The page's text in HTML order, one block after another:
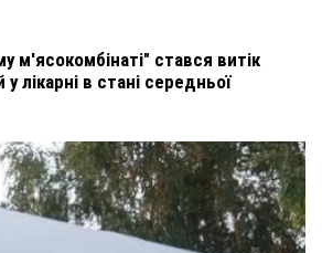
м'ясокомбінаті" стався витік
лікарні в стані середньої